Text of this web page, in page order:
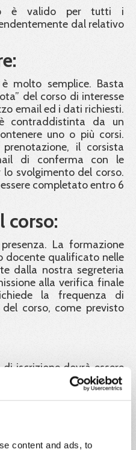
content and ads, to
è valido per tutti i
dal relativo
molto semplice. Basta
del corso di interesse
email ed i dati richiesti.
contraddistinta da un
uno o più corsi.
il corsista
di conferma con le
lo svolgimento del corso.
completato entro 6
corso:
La formazione
docente qualificato nelle
dalla nostra segreteria
alla verifica finale
la frequenza di
corso, come previsto
iscrizione dovrà essere
precedenti alla
iscrizioni saranno in ogni
esaurimento posti, in
numero chiuso e sarà
di 30 partecipanti. Chi